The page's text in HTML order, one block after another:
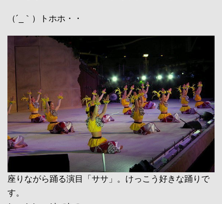
（´_｀）トホホ・・
座りながら踊る演目「ササ」。けっこう好きな踊りで
す。